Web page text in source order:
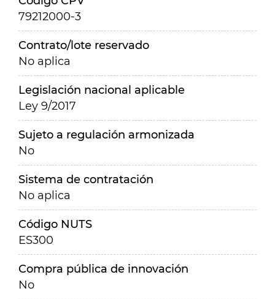
79212000-3
Contrato/lote reservado
No aplica
Legislación nacional aplicable
Ley 9/2017
Sujeto a regulación armonizada
No
Sistema de contratación
No aplica
Código NUTS
ES300
Compra pública de innovación
No